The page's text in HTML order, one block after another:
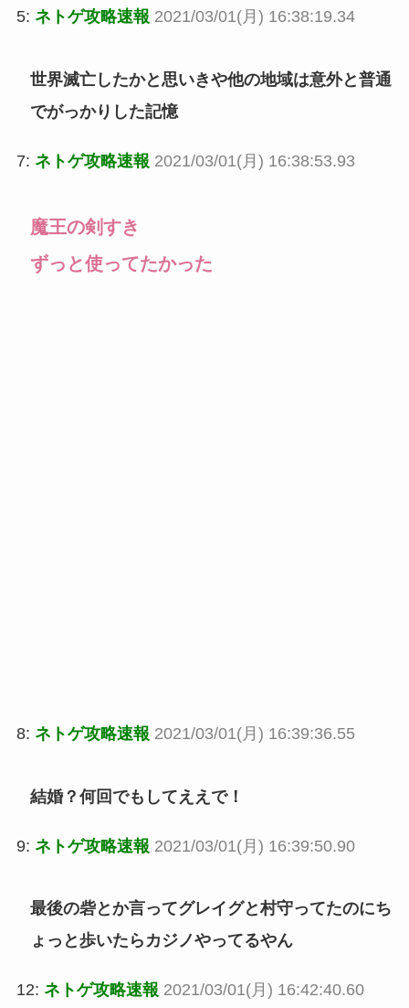
5: ネトゲ攻略速報 2021/03/01(月) 16:38:19.34
世界滅亡したかと思いきや他の地域は意外と普通
でがっかりした記憶
7: ネトゲ攻略速報 2021/03/01(月) 16:38:53.93
魔王の剣すき
ずっと使ってたかった
8: ネトゲ攻略速報 2021/03/01(月) 16:39:36.55
結婚？何回でもしてええで！
9: ネトゲ攻略速報 2021/03/01(月) 16:39:50.90
最後の砦とか言ってグレイグと村守ってたのにち
ょっと歩いたらカジノやってるやん
12: ネトゲ攻略速報 2021/03/01(月) 16:42:40.60